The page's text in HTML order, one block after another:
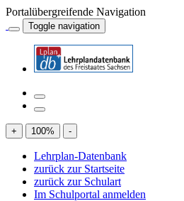
Portalübergreifende Navigation
Toggle navigation
+ 100% -
Lehrplan-Datenbank
zurück zur Startseite
zurück zur Schulart
Im Schulportal anmelden